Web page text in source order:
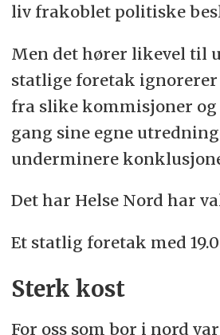
liv frakoblet politiske
Men det hører likevel til
statlige foretak
fra slike kommisjoner og
gang sine egne
underminere
Det har Helse Nord har
Et statlig foretak med
Sterk kost
For oss som bor i nord